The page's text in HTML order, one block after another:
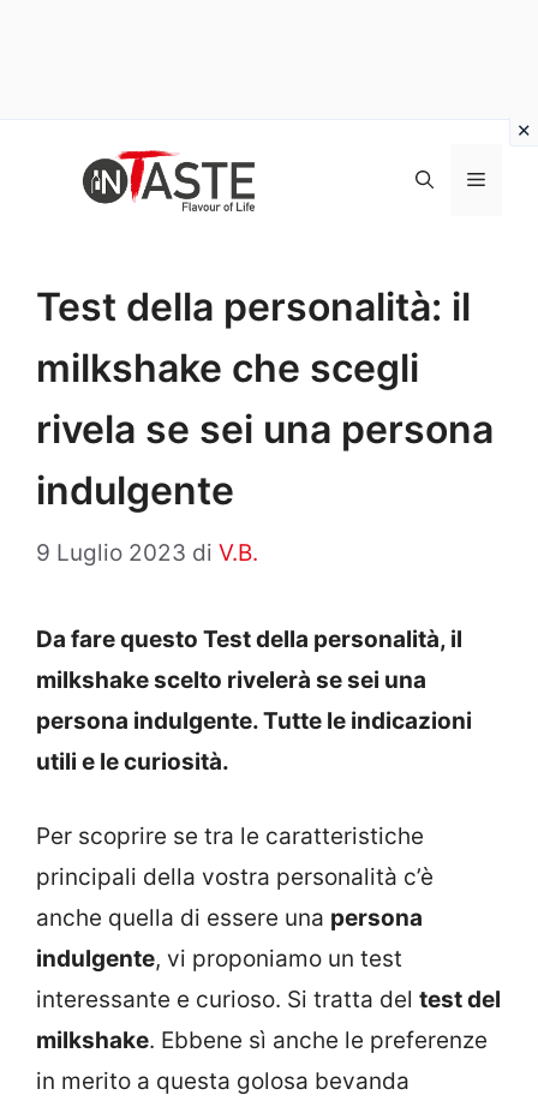
Menu
Test della personalità: il
milkshake che scegli
rivela se sei una persona
indulgente
9 Luglio 2023 di V.B.
Da fare questo Test della personalità, il
milkshake scelto rivelerà se sei una
persona indulgente. Tutte le indicazioni
utili e le curiosità.
Per scoprire se tra le caratteristiche
principali della vostra personalità c’è
anche quella di essere una persona
indulgente, vi proponiamo un test
interessante e curioso. Si tratta del test del
milkshake. Ebbene sì anche le preferenze
in merito a questa golosa bevanda